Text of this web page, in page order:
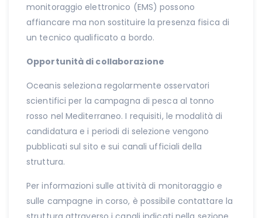
monitoraggio elettronico (EMS) possono
affiancare ma non sostituire la presenza fisica di
un tecnico qualificato a bordo.
Opportunità di collaborazione
Oceanis seleziona regolarmente osservatori
scientifici per la campagna di pesca al tonno
rosso nel Mediterraneo. I requisiti, le modalità di
candidatura e i periodi di selezione vengono
pubblicati sul sito e sui canali ufficiali della
struttura.
Per informazioni sulle attività di monitoraggio e
sulle campagne in corso, è possibile contattare la